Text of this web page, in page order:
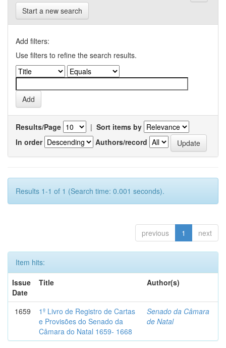
Start a new search
Add filters:
Use filters to refine the search results.
Results/Page | Sort items by
In order
Authors/record
Results 1-1 of 1 (Search time: 0.001 seconds).
previous 1 next
Item hits:
Issue
Date
Title Author(s)
1659
1º Livro de Registro de Cartas
e Provisões do Senado da
Câmara do Natal 1659- 1668
Senado da Câmara
de Natal